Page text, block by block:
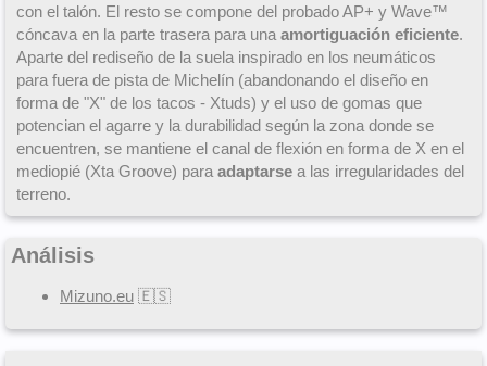
con el talón. El resto se compone del probado AP+ y Wave™
cóncava en la parte trasera para una amortiguación eficiente.
Aparte del rediseño de la suela inspirado en los neumáticos
para fuera de pista de Michelín (abandonando el diseño en
forma de "X" de los tacos - Xtuds) y el uso de gomas que
potencian el agarre y la durabilidad según la zona donde se
encuentren, se mantiene el canal de flexión en forma de X en el
mediopié (Xta Groove) para adaptarse a las irregularidades del
terreno.
Análisis
Mizuno.eu 🇪🇸